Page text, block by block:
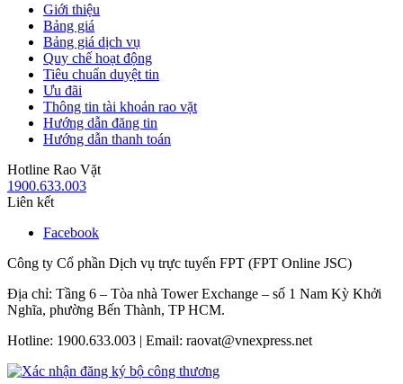
Giới thiệu
Bảng giá
Bảng giá dịch vụ
Quy chế hoạt động
Tiêu chuẩn duyệt tin
Ưu đãi
Thông tin tài khoản rao vặt
Hướng dẫn đăng tin
Hướng dẫn thanh toán
Hotline Rao Vặt
1900.633.003
Liên kết
Facebook
Công ty Cổ phần Dịch vụ trực tuyến FPT (FPT Online JSC)
Địa chỉ: Tầng 6 – Tòa nhà Tower Exchange – số 1 Nam Kỳ Khởi
Nghĩa, phường Bến Thành, TP HCM.
Hotline: 1900.633.003 | Email: raovat@vnexpress.net